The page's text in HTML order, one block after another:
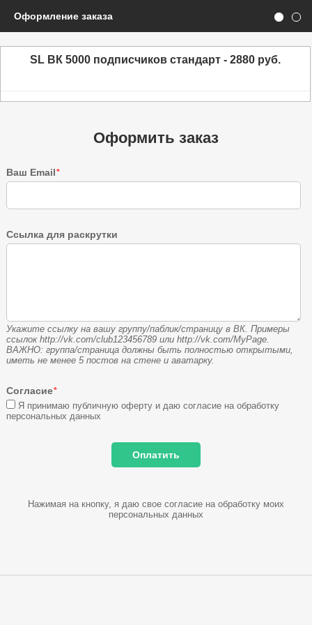
Оформление заказа
Оформить заказ
Ваш Email*
Ссылка для раскрутки
Укажите ссылку на вашу группу/паблик/страницу в ВК. Примеры
ссылок http://vk.com/club123456789 или http://vk.com/MyPage.
ВАЖНО: группа/страница должны быть полностью открытыми,
иметь не менее 5 постов на стене и аватарку.
Согласие*
Я принимаю публичную оферту и даю согласие на обработку
персональных данных
Нажимая на кнопку, я даю свое согласие на обработку моих
персональных данных
SL ВК 5000 подписчиков стандарт - 2880 руб.